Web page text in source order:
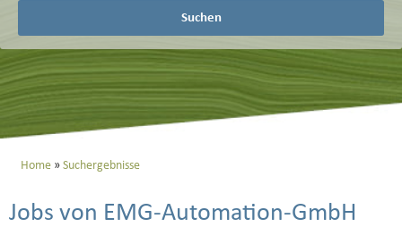
Suchen
Home Suchergebnisse
Jobs von EMG-Automation-GmbH